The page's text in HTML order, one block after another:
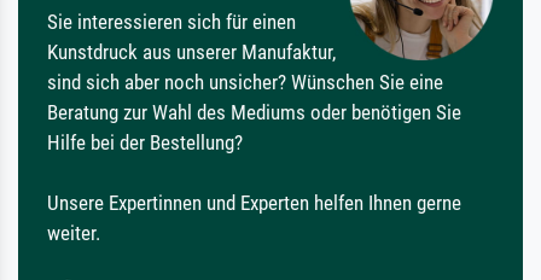
Sie interessieren sich für einen
Kunstdruck aus unserer Manufaktur,
sind sich aber noch unsicher? Wünschen Sie eine
Beratung zur Wahl des Mediums oder benötigen Sie
Hilfe bei der Bestellung?
Unsere Expertinnen und Experten helfen Ihnen gerne
weiter.